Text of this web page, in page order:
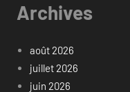
Archives
août 2026
juillet 2026
juin 2026